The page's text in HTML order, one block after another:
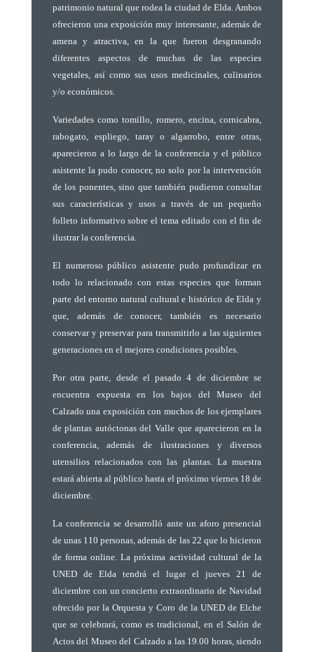
patrimonio natural que rodea la ciudad de Elda. Ambos
ofrecieron una exposición muy interesante, además de
amena y atractiva, en la que fueron desgranando
diferentes aspectos de muchas de las especies
vegetales, así como sus usos medicinales, culinarios
y/o económicos.
Variedades como tomillo, romero, encina, cornicabra,
rabogato, espliego, taray o algarrobo, entre otras,
aparecieron a lo largo de la conferencia y el público
asistente la pudo conocer, no solo por la intervención
de los ponentes, sino que también pudieron consultar
sus características y usos a través de un pequeño
folleto informativo sobre el tema editado con el fin de
ilustrar la conferencia.
El numeroso público asistente pudo profundizar en
todo lo relacionado con estas especies que forman
parte del entorno natural cultural e histórico de Elda y
que, además de conocer, también es necesario
conservar y preservar para transmitirlo a las siguientes
generaciones en el mejores condiciones posibles.
Por otra parte, desde el pasado 4 de diciembre se
encuentra expuesta en los bajos del Museo del
Calzado una exposición con muchos de los ejemplares
de plantas autóctonas del Valle que aparecieron en la
conferencia, además de ilustraciones y diversos
utensilios relacionados con las plantas. La muestra
estará abierta al público hasta el próximo viernes 18 de
diciembre.
La conferencia se desarrolló ante un aforo presencial
de unas 110 personas, además de las 22 que lo hicieron
de forma online. La próxima actividad cultural de la
UNED de Elda tendrá el lugar el jueves 21 de
diciembre con un concierto extraordinario de Navidad
ofrecido por la Orquesta y Coro de la UNED de Elche
que se celebrará, como es tradicional, en el Salón de
Actos del Museo del Calzado a las 19.00 horas, siendo